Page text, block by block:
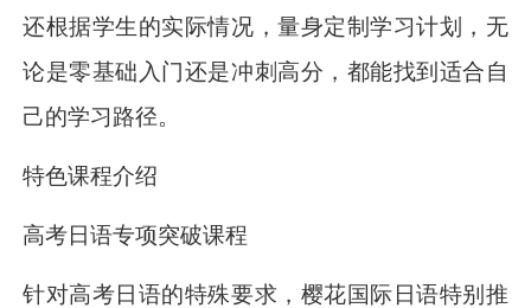
还根据学生的实际情况，量身定制学习计划，无
论是零基础入门还是冲刺高分，都能找到适合自
己的学习路径。
特色课程介绍
高考日语专项突破课程
针对高考日语的特殊要求，樱花国际日语特别推